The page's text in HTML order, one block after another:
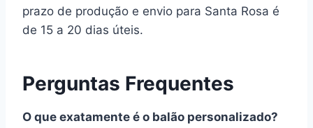
prazo de produção e envio para Santa Rosa é
de 15 a 20 dias úteis.
Perguntas Frequentes
O que exatamente é o balão personalizado?